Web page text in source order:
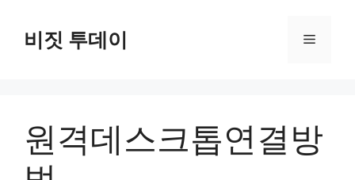
비짓 투데이 메
원격데스크톱연결방